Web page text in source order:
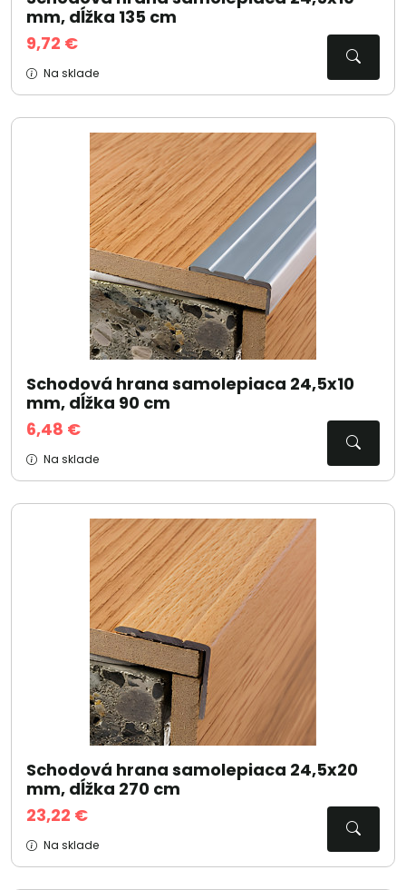
mm, dĺžka 135 cm
9,72 €
Na sklade
Schodová hrana samolepiaca 24,5x10
mm, dĺžka 90 cm
6,48 €
Na sklade
Schodová hrana samolepiaca 24,5x20
mm, dĺžka 270 cm
23,22 €
Na sklade